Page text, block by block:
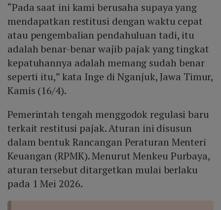
“Pada saat ini kami berusaha supaya yang
mendapatkan restitusi dengan waktu cepat
atau pengembalian pendahuluan tadi, itu
adalah benar-benar wajib pajak yang tingkat
kepatuhannya adalah memang sudah benar
seperti itu,” kata Inge di Nganjuk, Jawa Timur,
Kamis (16/4).
Pemerintah tengah menggodok regulasi baru
terkait restitusi pajak. Aturan ini disusun
dalam bentuk Rancangan Peraturan Menteri
Keuangan (RPMK). Menurut Menkeu Purbaya,
aturan tersebut ditargetkan mulai berlaku
pada 1 Mei 2026.